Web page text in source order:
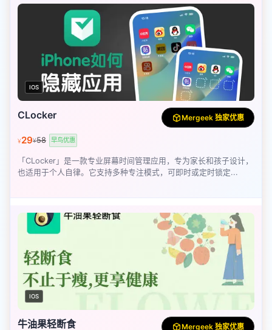
IOS
CLocker Mergeek 独家优惠
¥29¥58 早鸟优惠
「CLocker」是一款专业屏幕时间管理应用，专为家长和孩子设计，
也适用于个人自律。它支持多种专注模式，可即时或定时锁定...
IOS
牛油果轻断食 Mergeek 独家优惠